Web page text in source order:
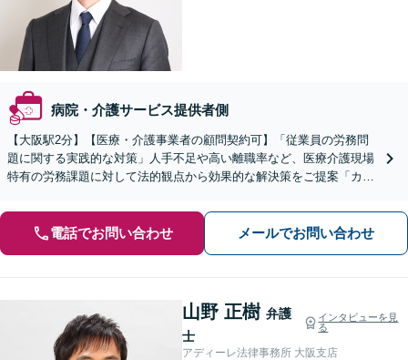
病院・介護サービス提供者側
【大阪駅2分】【医療・介護事業者の顧問契約可】「従業員の労務問
題に関する実践的な対策」人手不足や高い離職率など、医療介護現場
特有の労務課題に対して法的観点から効果的な解決策をご提案「カス
電話でお問い合わせ メールでお問い合わせ
山野 正樹 弁護
士
インタビューを見
る
アディーレ法律事務所 大阪支店